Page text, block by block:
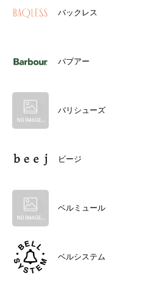
バックレス
バブアー
バリシューズ
ビージ
ベルミュール
ベルシステム